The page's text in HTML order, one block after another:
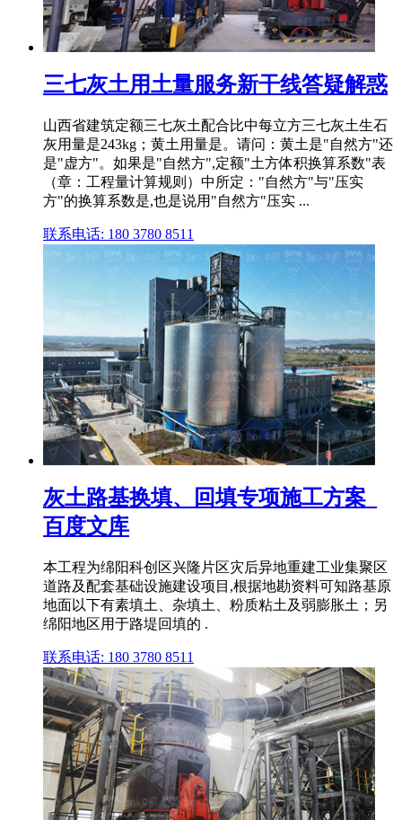
三七灰土用土量服务新干线答疑解惑
山西省建筑定额三七灰土配合比中每立方三七灰土生石
灰用量是243kg；黄土用量是。请问：黄土是"自然方"还
是"虚方"。如果是"自然方",定额"土方体积换算系数"表
（章：工程量计算规则）中所定："自然方"与"压实
方"的换算系数是,也是说用"自然方"压实 ...
联系电话: 180 3780 8511
灰土路基换填、回填专项施工方案_
百度文库
本工程为绵阳科创区兴隆片区灾后异地重建工业集聚区
道路及配套基础设施建设项目,根据地勘资料可知路基原
地面以下有素填土、杂填土、粉质粘土及弱膨胀土；另
绵阳地区用于路堤回填的 .
联系电话: 180 3780 8511